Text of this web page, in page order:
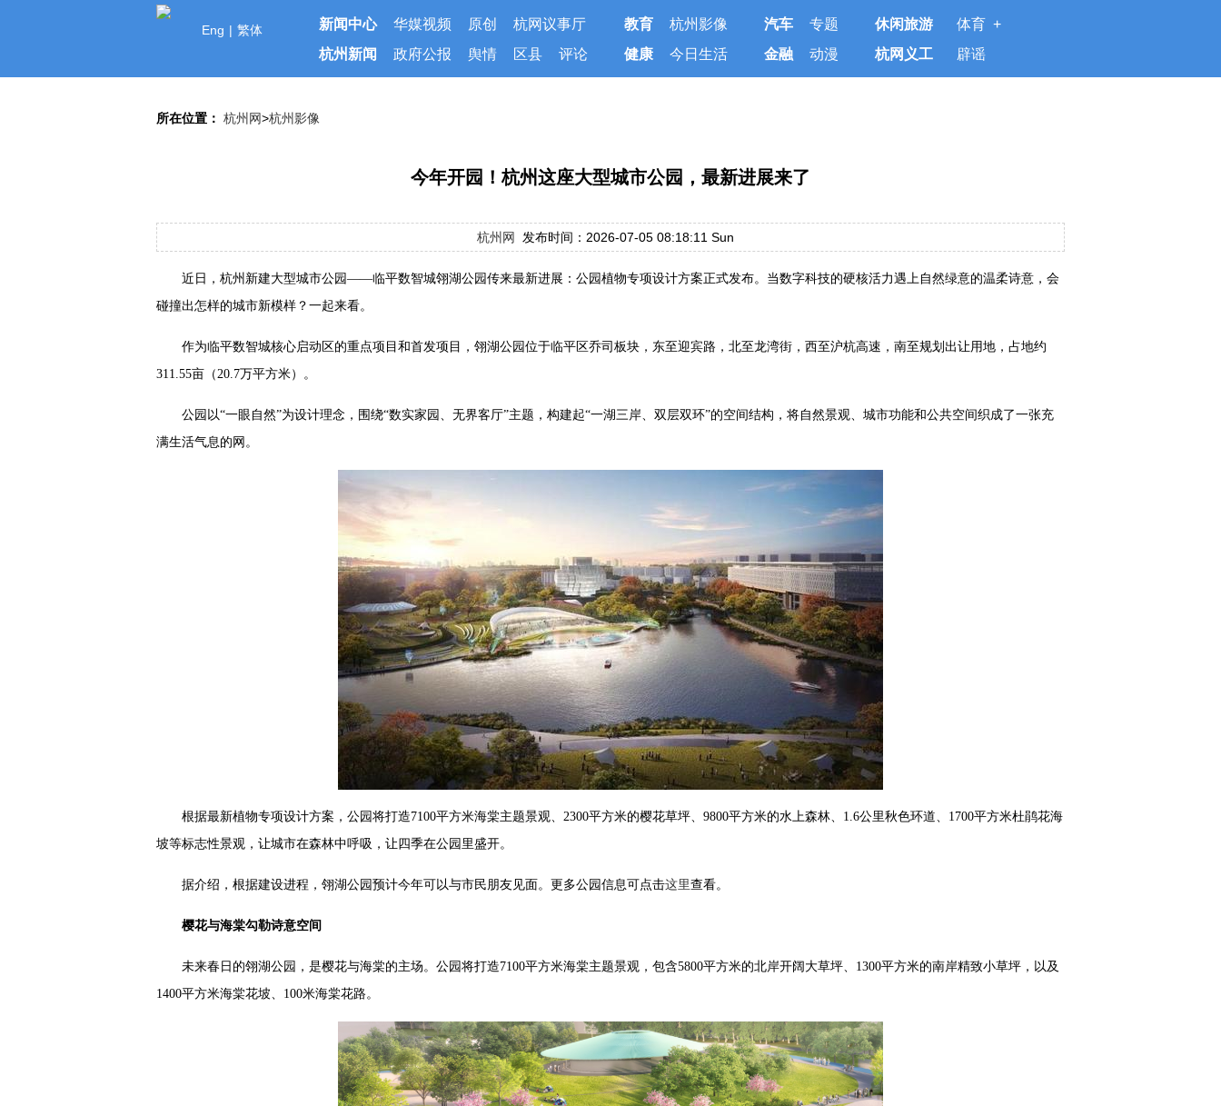
Eng | 繁体 新闻中心 华媒视频 原创
杭网议事厅
杭州新闻
政府公报 舆情 区县 评论
教育
杭州影像
健康
今日生活
汽车
专题
金融
动漫
休闲旅游
体育 +
杭网义工
辟谣
所在位置： 杭州网>杭州影像
今年开园！杭州这座大型城市公园，最新进展来了
杭州网 发布时间：2026-07-05 08:18:11 Sun
近日，杭州新建大型城市公园——临平数智城翎湖公园传来最新进展：公园植物专项设计方案正式发布。当数字科技的硬核活力遇上自然绿意的温柔诗意，会
碰撞出怎样的城市新模样？一起来看。
作为临平数智城核心启动区的重点项目和首发项目，翎湖公园位于临平区乔司板块，东至迎宾路，北至龙湾街，西至沪杭高速，南至规划出让用地，占地约
311.55亩（20.7万平方米）。
公园以“一眼自然”为设计理念，围绕“数实家园、无界客厅”主题，构建起“一湖三岸、双层双环”的空间结构，将自然景观、城市功能和公共空间织成了一张充
满生活气息的网。
根据最新植物专项设计方案，公园将打造7100平方米海棠主题景观、2300平方米的樱花草坪、9800平方米的水上森林、1.6公里秋色环道、1700平方米杜鹃花海
坡等标志性景观，让城市在森林中呼吸，让四季在公园里盛开。
据介绍，根据建设进程，翎湖公园预计今年可以与市民朋友见面。更多公园信息可点击这里查看。
樱花与海棠勾勒诗意空间
未来春日的翎湖公园，是樱花与海棠的主场。公园将打造7100平方米海棠主题景观，包含5800平方米的北岸开阔大草坪、1300平方米的南岸精致小草坪，以及
1400平方米海棠花坡、100米海棠花路。